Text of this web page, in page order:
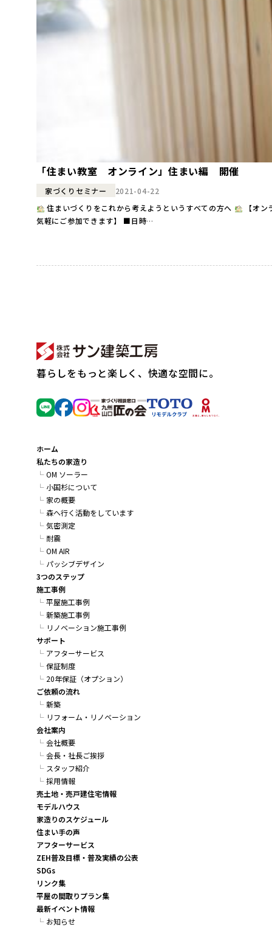
「住まい教室 オンライン」住まい編 開催
家づくりセミナー
2021-04-22
住まいづくりをこれから考えようというすべての方へ
【オ
気軽にご参加できます】 ■日時…
暮らしをもっと楽しく、快適な空間に。
ホーム
私たちの家造り
OM ソーラー
小国杉について
家の概要
森へ行く活動をしています
気密測定
耐震
OM AIR
パッシブデザイン
3つのステップ
施工事例
平屋施工事例
新築施工事例
リノベーション施工事例
サポート
アフターサービス
保証制度
20年保証（オプション）
ご依頼の流れ
新築
リフォーム・リノベーション
会社案内
会社概要
会長・社長ご挨拶
スタッフ紹介
採用情報
売土地・売戸建住宅情報
モデルハウス
家造りのスケジュール
住まい手の声
アフターサービス
ZEH普及目標・普及実績の公表
SDGs
リンク集
平屋の間取りプラン集
最新イベント情報
お知らせ